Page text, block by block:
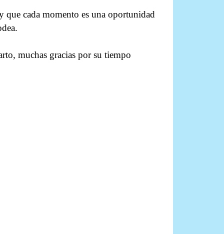
que cada momento es una oportunidad
muchas gracias por su tiempo